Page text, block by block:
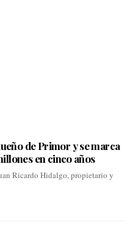
de Primor y se marca
en cinco años
Ricardo Hidalgo, propietario y